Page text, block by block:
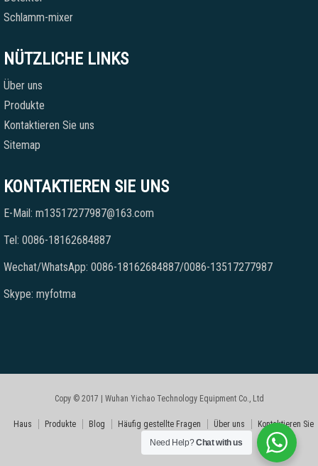
Schlamm-mixer
NÜTZLICHE LINKS
Über uns
Produkte
Kontaktieren Sie uns
Sitemap
KONTAKTIEREN SIE UNS
E-Mail: m13517277987@163.com
Tel: 0086-18162684887
Wechat/WhatsApp: 0086-18162684887/0086-13517277987
Skype: myfotma
Copy © 2017 | Wuhan Yichao Technology Equipment Co., Ltd
Haus Produkte Blog Häufig gestellte Fragen Über uns Kontaktieren Sie
uns
Need Help?Chat with us